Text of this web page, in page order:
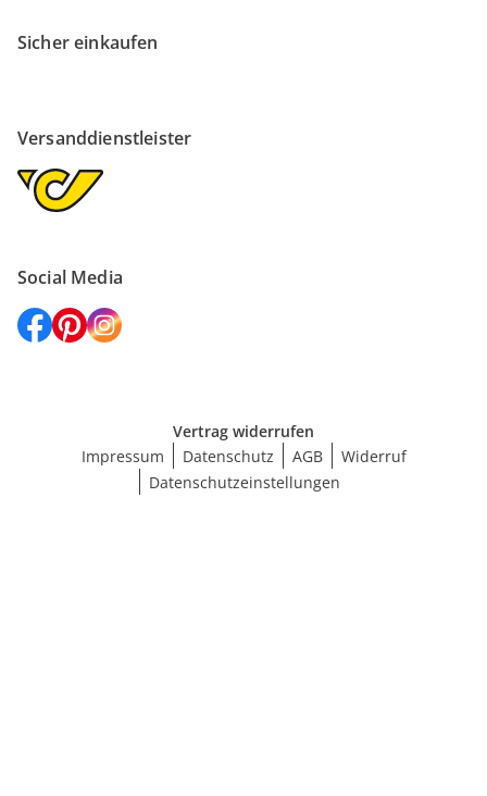
Sicher einkaufen
Versanddienstleister
Social Media
Vertrag widerrufen
Impressum
Datenschutz AGB
Widerruf
Datenschutzeinstellungen